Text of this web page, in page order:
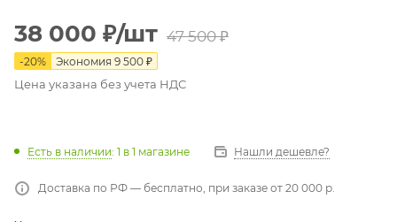
38 000 ₽/шт 47 500₽
-20% Экономия 9 500 ₽
Цена указана без учета НДС
Есть в наличии: 1 в 1 магазине Нашли дешевле?
Доставка по РФ — бесплатно, при заказе от 20 000 р.